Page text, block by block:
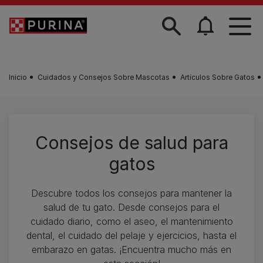
Skip to main content
Inicio Cuidados y Consejos Sobre Mascotas Artículos Sobre Gatos
Consejos de salud para
gatos
Descubre todos los consejos para mantener la
salud de tu gato. Desde consejos para el
cuidado diario, como el aseo, el mantenimiento
dental, el cuidado del pelaje y ejercicios, hasta el
embarazo en gatas. ¡Encuentra mucho más en